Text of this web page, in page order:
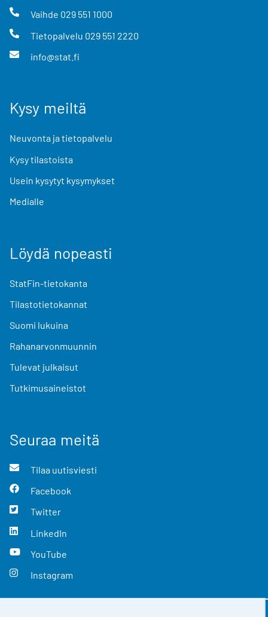
Vaihde 029 551 1000
Tietopalvelu 029 551 2220
info@stat.fi
Kysy meiltä
Neuvonta ja tietopalvelu
Kysy tilastoista
Usein kysytyt kysymykset
Medialle
Löydä nopeasti
StatFin-tietokanta
Tilastotietokannat
Suomi lukuina
Rahanarvonmuunnin
Tulevat julkaisut
Tutkimusaineistot
Seuraa meitä
Tilaa uutisviesti
Facebook
Twitter
LinkedIn
YouTube
Instagram